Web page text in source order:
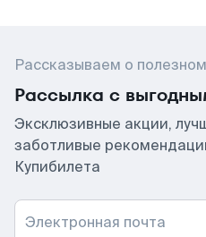
Рассказываем о
Рассылка с
Эксклюзивные акции,
заботливые
Купибилета
Электронная почта